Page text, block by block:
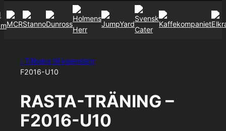
‹ Tillbaka till kalendern
F2016-U10
RASTA-TRÄNING –
F2016-U10